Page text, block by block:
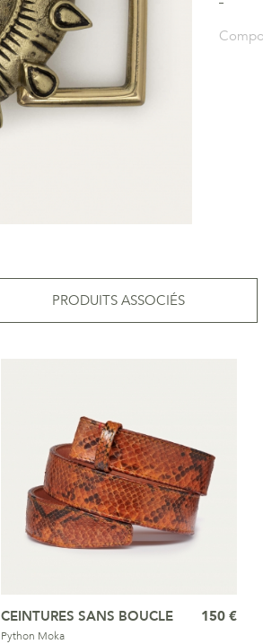
PRODUITS ASSOCIÉS
CEINTURES SANS BOUCLE
Python Moka
150 €